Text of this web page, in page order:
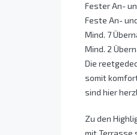
Fester An-
Feste An-
Mind. 7
Mind. 2
Die
somit
sind hier
Zu den
mit Terrasse